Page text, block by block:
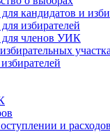
кандидатов и
избирателей
членов УИК
и